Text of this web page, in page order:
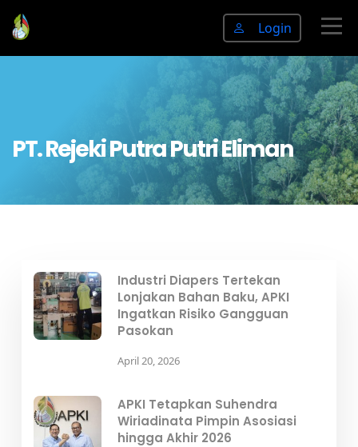
Login
PT. Rejeki Putra Putri Eliman
Industri Diapers Tertekan
Lonjakan Bahan Baku, APKI
Ingatkan Risiko Gangguan
Pasokan
April 20, 2026
APKI Tetapkan Suhendra
Wiriadinata Pimpin Asosiasi
hingga Akhir 2026